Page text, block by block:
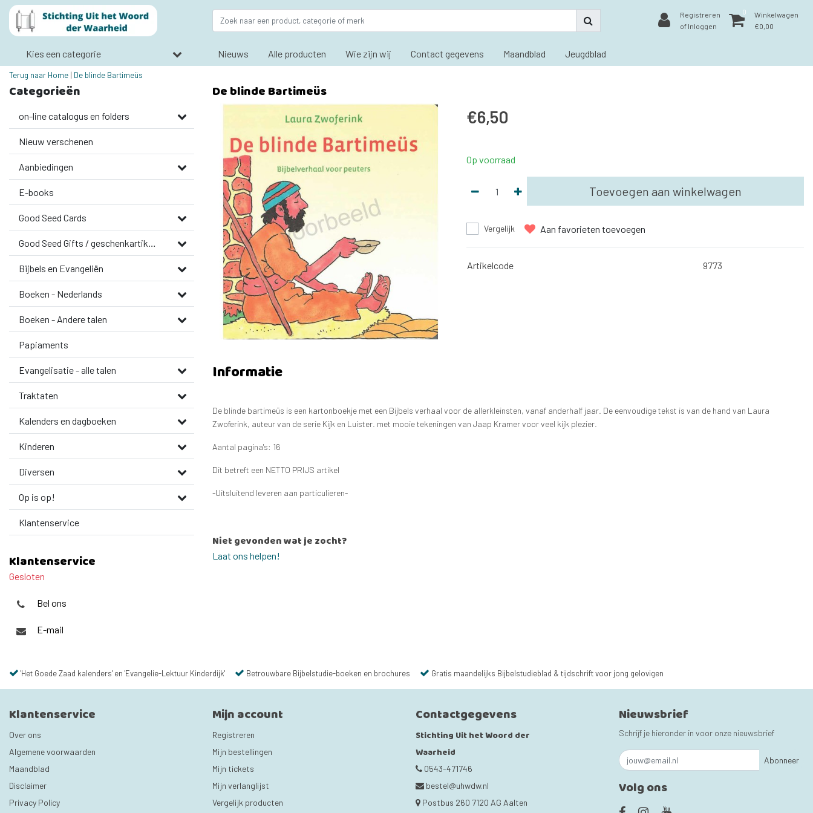
Registreren
of Inloggen
0
Winkelwagen
€0,00
Kies een categorie Nieuws Alle producten Wie zijn wij Contact gegevens Maandblad Jeugdblad
Terug naar Home | De blinde Bartimeüs
Categorieën
on-line catalogus en folders
Nieuw verschenen
Aanbiedingen
E-books
Good Seed Cards
Good Seed Gifts / geschenkartikelen
Bijbels en Evangeliën
Boeken - Nederlands
Boeken - Andere talen
Papiaments
Evangelisatie - alle talen
Traktaten
Kalenders en dagboeken
Kinderen
Diversen
Op is op!
Klantenservice
Klantenservice
Gesloten
Bel ons
E-mail
De blinde Bartimeüs
€6,50
Op voorraad
Toevoegen aan winkelwagen
Vergelijk Aan favorieten toevoegen
Artikelcode 9773
Informatie
De blinde bartimeüs is een kartonboekje met een Bijbels verhaal voor de allerkleinsten, vanaf anderhalf jaar. De eenvoudige tekst is van de hand van Laura
Zwoferink, auteur van de serie Kijk en Luister. met mooie tekeningen van Jaap Kramer voor veel kijk plezier.
Aantal pagina's: 16
Dit betreft een NETTO PRIJS artikel
-Uitsluitend leveren aan particulieren-
Niet gevonden wat je zocht?
Laat ons helpen!
'Het Goede Zaad kalenders' en 'Evangelie-Lektuur Kinderdijk' Betrouwbare Bijbelstudie-boeken en brochures Gratis maandelijks Bijbelstudieblad & tijdschrift voor jong gelovigen
Klantenservice
Over ons
Algemene voorwaarden
Maandblad
Disclaimer
Privacy Policy
Mijn account
Registreren
Mijn bestellingen
Mijn tickets
Mijn verlanglijst
Vergelijk producten
Contactgegevens
Stichting Uit het Woord der
Waarheid
0543-471746
bestel@uhwdw.nl
Postbus 260 7120 AG Aalten
Nieuwsbrief
Schrijf je hieronder in voor onze nieuwsbrief
Abonneer
Volg ons